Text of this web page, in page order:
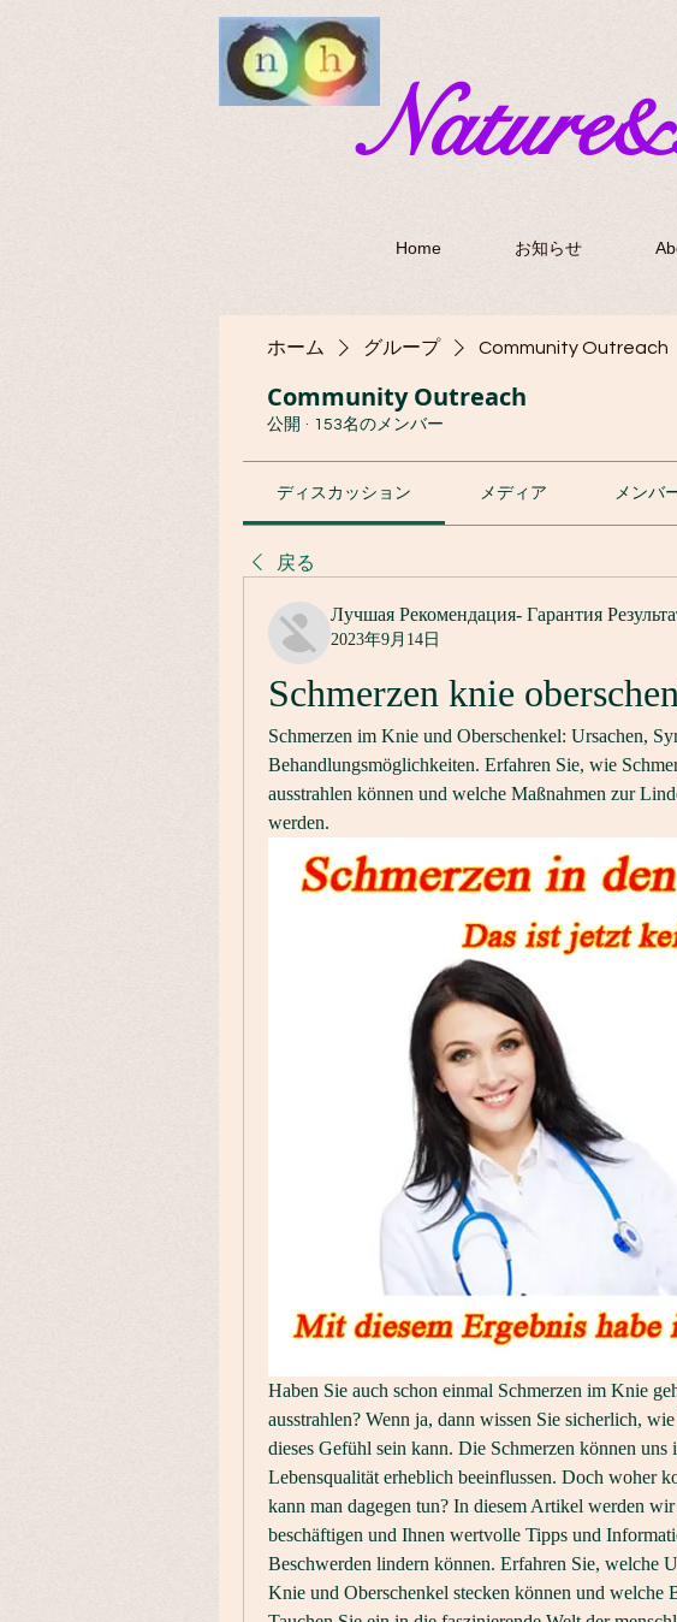
Home お知らせ
ホーム グループ Community Outreach
Community Outreach
公開 · 153名のメンバー
ディスカッション メディア メンバ
戻る
Лучшая Рекомендация- Гарантия
2023年9月14日
Schmerzen knie
Schmerzen im Knie und Oberschenkel: Ursachen,
Behandlungsmöglichkeiten. Erfahren Sie, wie
ausstrahlen können und welche Maßnahmen zur
werden.
Haben Sie auch schon einmal Schmerzen im Knie
ausstrahlen? Wenn ja, dann wissen Sie sicherlich,
dieses Gefühl sein kann. Die Schmerzen können
Lebensqualität erheblich beeinflussen. Doch woher
kann man dagegen tun? In diesem Artikel werden
beschäftigen und Ihnen wertvolle Tipps und
Beschwerden lindern können. Erfahren Sie, welche
Knie und Oberschenkel stecken können und welche